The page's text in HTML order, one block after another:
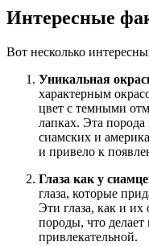
Интересные
Вот несколько
Уникальная
характерным
цвет с темными
лапках. Эта порода
сиамских и
и привело к
Глаза как у
глаза, которые
Эти глаза, как и их
породы, что
привлекательной.